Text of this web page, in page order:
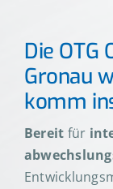
Die OTG
Gronau
komm
Bereit für